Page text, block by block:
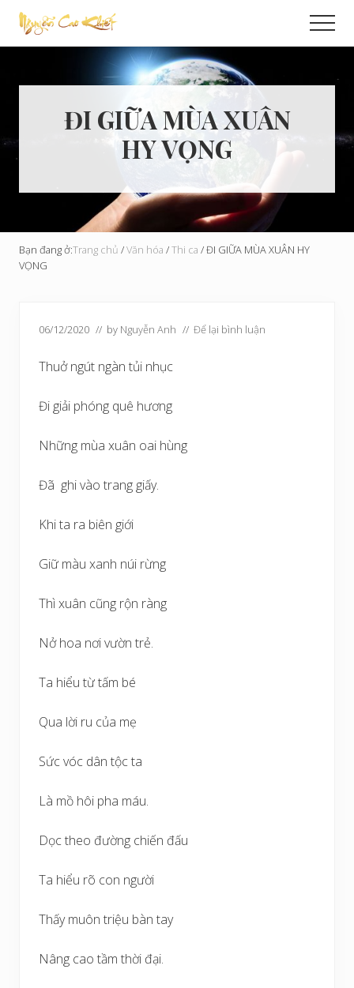
Menu
Skip
main
qua
primary
Cải
Cầu
ĐI GIỮA MÙA XUÂN
HY VỌNG
Bạn đang ở:Trang chủ /Văn hóa /Thi ca /ĐI GIỮA MÙA XUÂN HY
VỌNG
06/12/2020 // by Nguyễn Anh // Để lại bình luận
Thuở ngút ngàn tủi nhục
Đi giải phóng quê hương
Những mùa xuân oai hùng
Đã ghi vào trang giấy.
Khi ta ra biên giới
Giữ màu xanh núi rừng
Thì xuân cũng rộn ràng
Nở hoa nơi vườn trẻ.
Ta hiểu từ tấm bé
Qua lời ru của mẹ
Sức vóc dân tộc ta
Là mồ hôi pha máu.
Dọc theo đường chiến đấu
Ta hiểu rõ con người
Thấy muôn triệu bàn tay
Nâng cao tầm thời đại.